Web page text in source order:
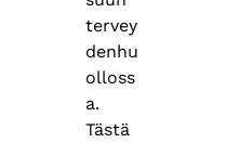
tervey
denhu
olloss
a.
Tästä